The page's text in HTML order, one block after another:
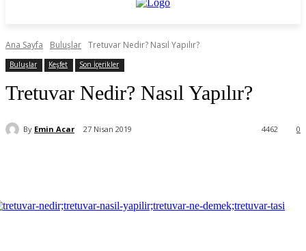
Ana Sayfa Buluşlar Tretuvar Nedir? Nasıl Yapılır?
Buluşlar Keşfet Son İçerikler
Tretuvar Nedir? Nasıl Yapılır?
By Emin Acar 27 Nisan 2019 0
4462